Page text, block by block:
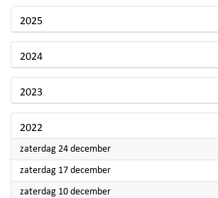
2025
2024
2023
2022
zaterdag 24 december2022
zaterdag 17 december2022
zaterdag 10 december2022